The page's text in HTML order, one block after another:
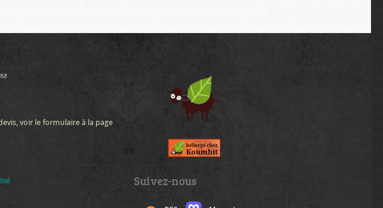
(link sends e-mail)
e-mail)
voir le formulaire à la page
Suivez-nous